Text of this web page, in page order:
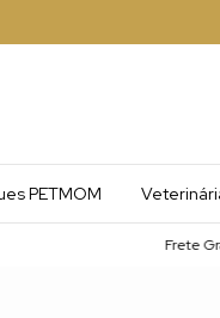
PETMOM
Frete Grátis